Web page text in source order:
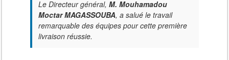
Le Directeur général, M. Mouhamadou
Moctar MAGASSOUBA, a salué le travail
remarquable des équipes pour cette première
livraison réussie.